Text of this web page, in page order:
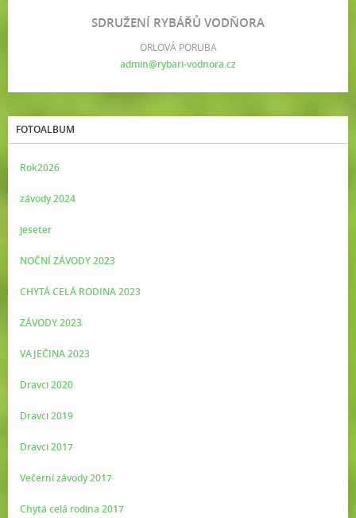
SDRUŽENÍ RYBÁŘŮ VODŇORA
ORLOVÁ PORUBA
admin@rybari-vodnora.cz
FOTOALBUM
Rok2026
závody 2024
jeseter
NOČNÍ ZÁVODY 2023
CHYTÁ CELÁ RODINA 2023
ZÁVODY 2023
VAJEČINA 2023
Dravci 2020
Dravci 2019
Dravci 2017
Večerní závody 2017
Chytá celá rodina 2017